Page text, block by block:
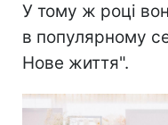
У тому ж році
в популярному
Нове життя".